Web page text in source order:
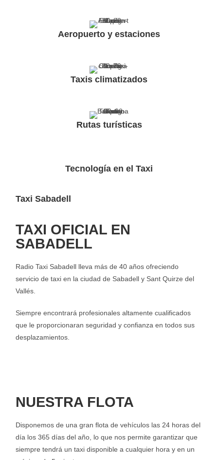
Aeropuerto y estaciones
Taxis climatizados
Rutas turísticas
Tecnología en el Taxi
Taxi Sabadell
TAXI OFICIAL EN
SABADELL
Radio Taxi Sabadell lleva más de 40 años ofreciendo
servicio de taxi en la ciudad de Sabadell y Sant Quirze del
Vallés.
Siempre encontrará profesionales altamente cualificados
que le proporcionaran seguridad y confianza en todos sus
desplazamientos.
NUESTRA FLOTA
Disponemos de una gran flota de vehículos las 24 horas del
día los 365 días del año, lo que nos permite garantizar que
siempre tendrá un taxi disponible a cualquier hora y en un